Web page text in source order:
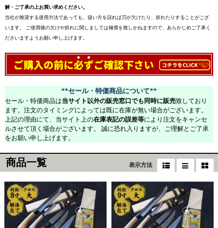
解・ご了承の上お買い求めください。
当社が推奨する使用方法であっても、扱い方を誤れば刃が欠けたり、折れたりすることがござ
います。 ご使用後の欠けや折れに関しましては補償を致しかねますので、あらかじめご了承く
ださいますようお願い申し上げます。
**セール・特価商品について**
セール・特価商品は当サイト以外の販売窓口でも同時に販売致しており
ます。注文のタイミングによっては既に在庫が無い場合がございます。
上記の理由にて、当サイト上の在庫表記の誤差等により注文をキャンセ
ルさせて頂く場合がございます。 誠に恐れ入りますが、ご理解とご了承
をお願い申し上げます。
商品一覧 表示方法